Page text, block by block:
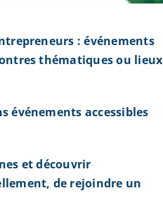
: événements
thématiques ou lieux
événements accessibles
et découvrir
de rejoindre un